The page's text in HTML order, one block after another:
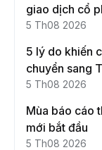
giao dịch cổ
5 Th08 2026
5 lý do khiến
chuyển sang
5 Th08 2026
Mùa báo cáo
mới bắt đầu
5 Th08 2026